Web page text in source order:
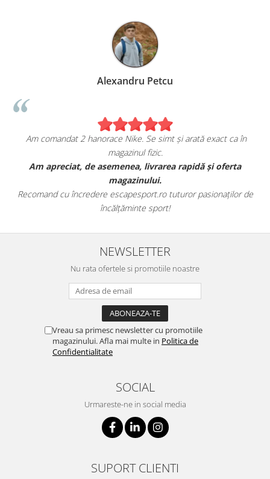
Alexandru Petcu
Am comandat 2 hanorace Nike. Se simt și arată exact ca în
magazinul fizic.
Am apreciat, de asemenea, livrarea rapidă și oferta
magazinului.
Recomand cu încredere escapesport.ro tuturor pasionaților de
încălțăminte sport!
NEWSLETTER
Nu rata ofertele si promotiile noastre
Vreau sa primesc newsletter cu promotiile
magazinului. Afla mai multe in Politica de
Confidentialitate
SOCIAL
Urmareste-ne in social media
SUPORT CLIENTI